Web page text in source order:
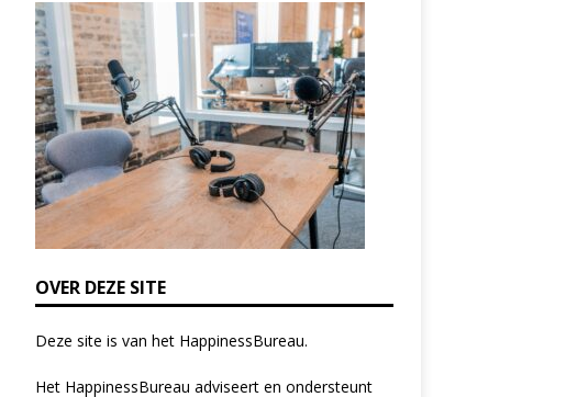
e
l
d
b
l
a
n
k
.
OVER DEZE SITE
Deze site is van het HappinessBureau.
Het HappinessBureau adviseert en ondersteunt